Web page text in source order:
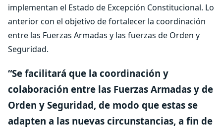
implementan el Estado de Excepción Constitucional. Lo
anterior con el objetivo de fortalecer la coordinación
entre las Fuerzas Armadas y las fuerzas de Orden y
Seguridad.
“Se facilitará que la coordinación y
colaboración entre las Fuerzas Armadas y de
Orden y Seguridad, de modo que estas se
adapten a las nuevas circunstancias, a fin de